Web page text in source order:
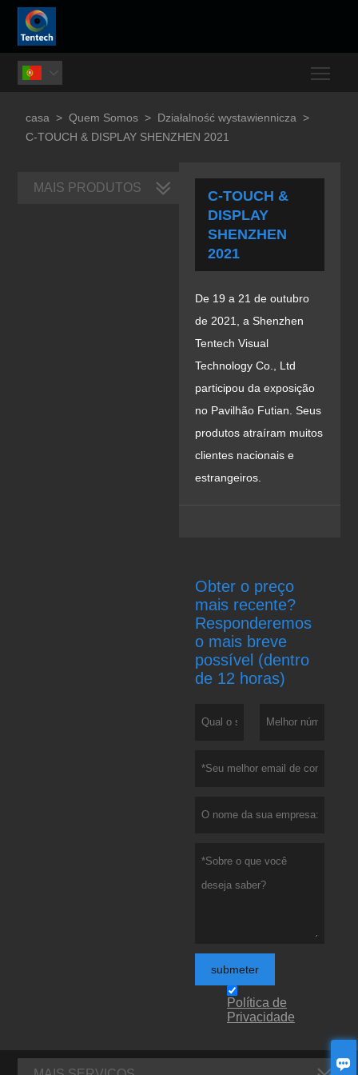


casa > Quem Somos > Działalność wystawiennicza >
C-TOUCH & DISPLAY SHENZHEN 2021
C-TOUCH &
DISPLAY
SHENZHEN
2021
De 19 a 21 de outubro
de 2021, a Shenzhen
Tentech Visual
Technology Co., Ltd
participou da exposição
no Pavilhão Futian. Seus
produtos atraíram muitos
clientes nacionais e
estrangeiros.
Obter o preço
mais recente?
Responderemos
o mais breve
possível (dentro
de 12 horas)
submeter
Política de
Privacidade
MAIS PRODUTOS